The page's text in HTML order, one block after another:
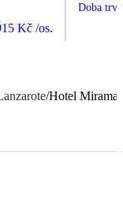
Kč /os.
Doba
/Hotel Miramar